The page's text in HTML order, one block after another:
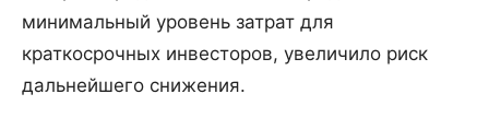
минимальный уровень затрат для
краткосрочных инвесторов, увеличило риск
дальнейшего снижения.